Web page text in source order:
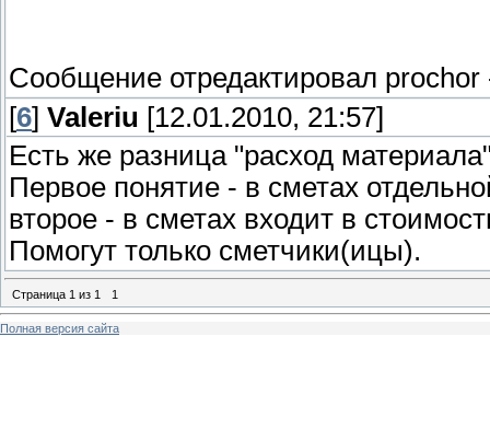
Сообщение отредактировал prochor
[6] Valeriu [12.01.2010, 21:57]
Есть же разница "расход
Первое понятие - в сметах
второе - в сметах входит в
Помогут только сметчики(ицы).
Страница 1 из 1 1
Полная версия сайта